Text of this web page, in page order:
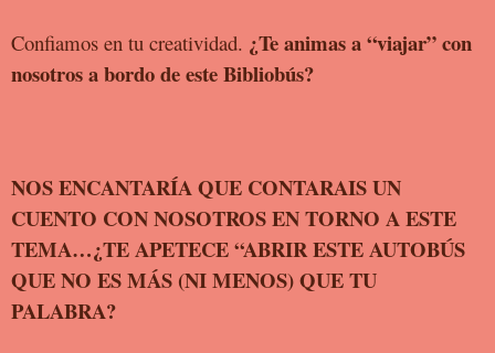
Confiamos en tu creatividad. ¿Te animas a “viajar” con
nosotros abordo de este Bibliobús?
NOS ENCANTARÍA QUE CONTARAIS UN
CUENTO CON NOSOTROS ENTORNO A ESTE
TEMA…¿TE APETECE “ABRIR ESTE AUTOBÚS
QUE NO ES MÁS (NI MENOS) QUE TU
PALABRA?